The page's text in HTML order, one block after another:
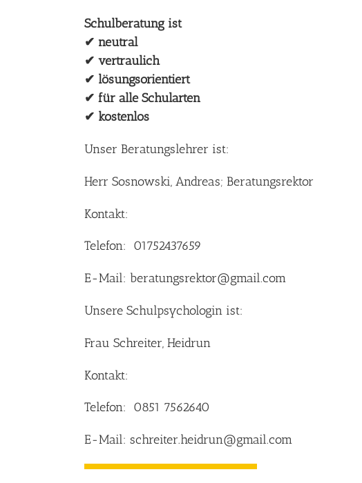
Schulberatung ist
✔ neutral
✔ vertraulich
✔ lösungsorientiert
✔ für alle Schularten
✔ kostenlos
Unser Beratungslehrer ist:
Herr Sosnowski, Andreas; Beratungsrektor
Kontakt:
Telefon: 01752437659
E-Mail: beratungsrektor@gmail.com
Unsere Schulpsychologin ist:
Frau Schreiter, Heidrun
Kontakt:
Telefon: 0851 7562640
E-Mail: schreiter.heidrun@gmail.com